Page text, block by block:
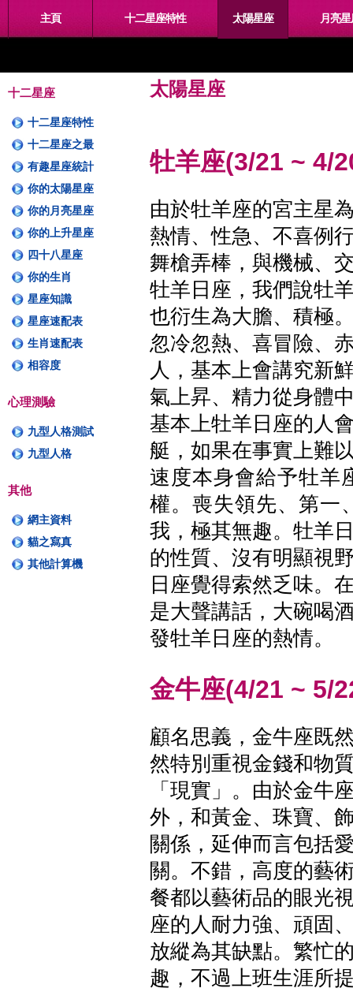
主頁 十二星座特性 太陽星座 月亮
十二星座
十二星座特性
十二星座之最
有趣星座統計
你的太陽星座
你的月亮星座
你的上升星座
四十八星座
你的生肖
星座知識
星座速配表
生肖速配表
相容度
心理測驗
九型人格測試
九型人格
其他
網主資料
貓之寫真
其他計算機
太陽星座
牡羊座(3/21 ~ 4/
由於牡羊座的宮主星
熱情、性急、不喜例
舞槍弄棒，與機械、
牡羊日座，我們說牡
也衍生為大膽、積極
忽冷忽熱、喜冒險、
人，基本上會講究新
氣上昇、精力從身體
基本上牡羊日座的人
艇，如果在事實上難
速度本身會給予牡羊
權。喪失領先、第一
我，極其無趣。牡羊
的性質、沒有明顯視
日座覺得索然乏味。
是大聲講話，大碗喝
發牡羊日座的熱情。
金牛座(4/21 ~ 5/
顧名思義，金牛座既
然特別重視金錢和物
「現實」。由於金牛
外，和黃金、珠寶、
關係，延伸而言包括
關。不錯，高度的藝
餐都以藝術品的眼光
座的人耐力強、頑固
放縱為其缺點。繁忙
趣，不過上班生涯所